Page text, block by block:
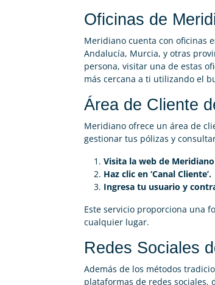
Oficinas de
Meridiano cuenta con oficinas
Andalucía, Murcia, y otras
persona, visitar una de estas
más cercana a ti utilizando el
Área de Cliente
Meridiano ofrece un área de
gestionar tus pólizas y
Visita la web de
Haz clic en ‘Canal Cliente’.
Ingresa tu usuario y
Este servicio proporciona una
cualquier lugar.
Redes Sociales
Además de los métodos
plataformas de redes sociales,